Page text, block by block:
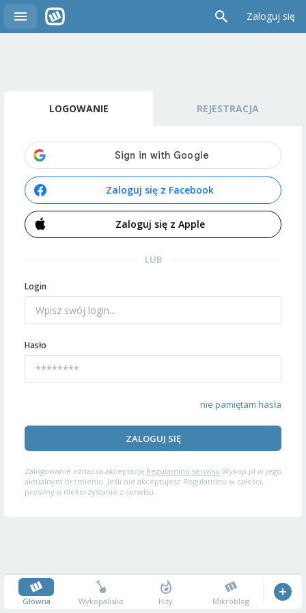
Zaloguj się
LOGOWANIE REJESTRACJA
Zaloguj się z Facebook
Zaloguj się z Apple
LUB
Login
Hasło
nie pamiętam hasła
ZALOGUJ SIĘ
Zalogowanie oznacza akceptację Regulaminu serwisu Wykop.pl w jego
aktualnym brzmieniu. Jeśli nie akceptujesz Regulaminu w całości,
prosimy o niekorzystanie z serwisu.
Główna Wykopalisko Hity Mikroblog